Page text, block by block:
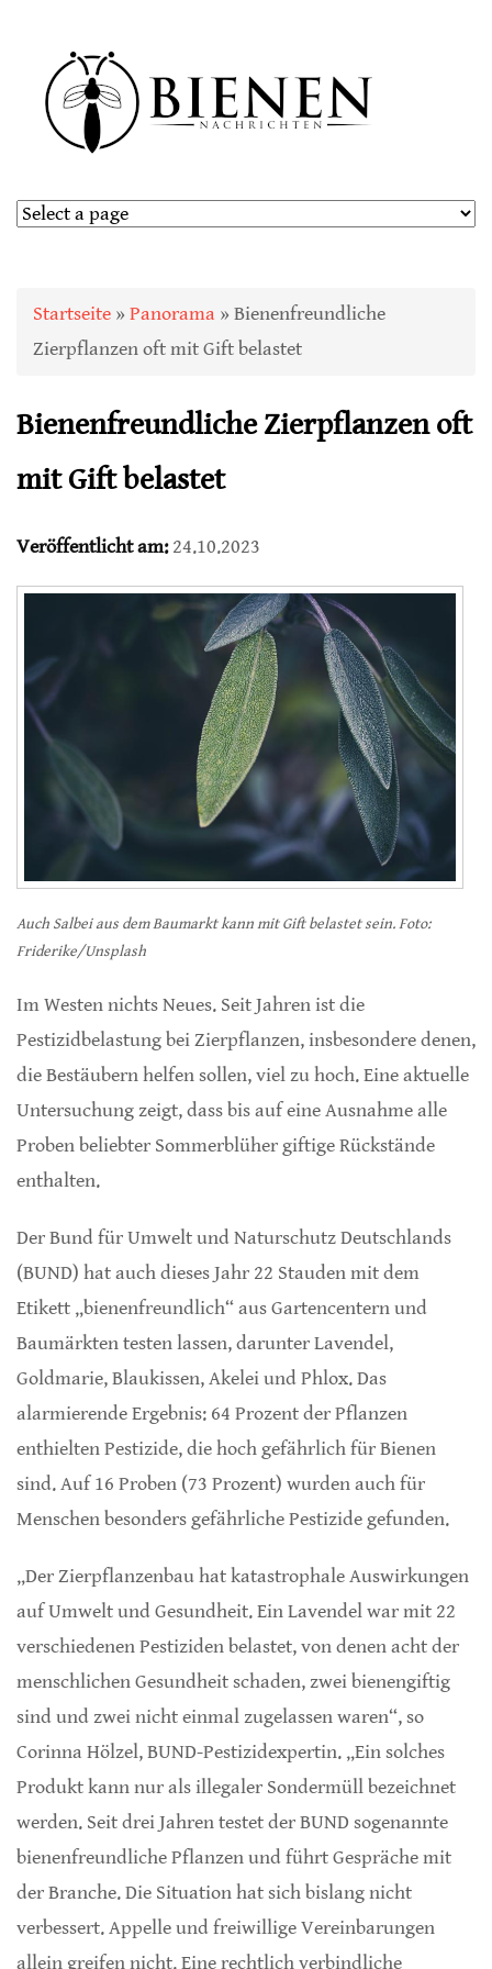
Sie sind hier
Startseite » Panorama » Bienenfreundliche
Zierpflanzen oft mit Gift belastet
Bienenfreundliche Zierpflanzen oft
mit Gift belastet
Veröffentlicht am:24.10.2023
Auch Salbei aus dem Baumarkt kann mit Gift belastet sein. Foto:
Friderike/Unsplash
Im Westen nichts Neues. Seit Jahren ist die
Pestizidbelastung bei Zierpflanzen, insbesondere denen,
die Bestäubern helfen sollen, viel zu hoch. Eine aktuelle
Untersuchung zeigt, dass bis auf eine Ausnahme alle
Proben beliebter Sommerblüher giftige Rückstände
enthalten.
Der Bund für Umwelt und Naturschutz Deutschlands
(BUND) hat auch dieses Jahr 22 Stauden mit dem
Etikett „bienenfreundlich“ aus Gartencentern und
Baumärkten testen lassen, darunter Lavendel,
Goldmarie, Blaukissen, Akelei und Phlox. Das
alarmierende Ergebnis: 64 Prozent der Pflanzen
enthielten Pestizide, die hoch gefährlich für Bienen
sind. Auf 16 Proben (73 Prozent) wurden auch für
Menschen besonders gefährliche Pestizide gefunden.
„Der Zierpflanzenbau hat katastrophale Auswirkungen
auf Umwelt und Gesundheit. Ein Lavendel war mit 22
verschiedenen Pestiziden belastet, von denen acht der
menschlichen Gesundheit schaden, zwei bienengiftig
sind und zwei nicht einmal zugelassen waren“, so
Corinna Hölzel, BUND-Pestizidexpertin. „Ein solches
Produkt kann nur als illegaler Sondermüll bezeichnet
werden. Seit drei Jahren testet der BUND sogenannte
bienenfreundliche Pflanzen und führt Gespräche mit
der Branche. Die Situation hat sich bislang nicht
verbessert. Appelle und freiwillige Vereinbarungen
allein greifen nicht. Eine rechtlich verbindliche